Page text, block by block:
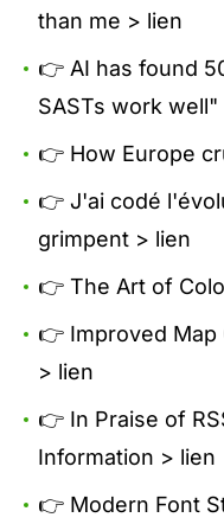
than me > lien
👉 AI has found
SASTs work well"
👉 How Europe
👉 J'ai codé
grimpent > lien
👉 The Art of
👉 Improved Map
> lien
👉 In Praise of
Information > lien
👉 Modern Font